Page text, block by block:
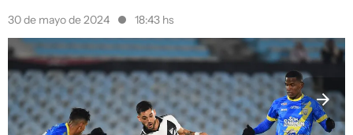
30 de mayo de 2024 18:43 hs